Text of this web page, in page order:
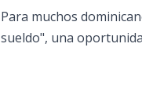
Para muchos
sueldo", una